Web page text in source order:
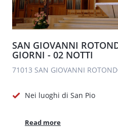
SAN GIOVANNI
GIORNI - 02 NOTTI
71013 SAN GIOVANNI
Nei luoghi di San Pio
Read more